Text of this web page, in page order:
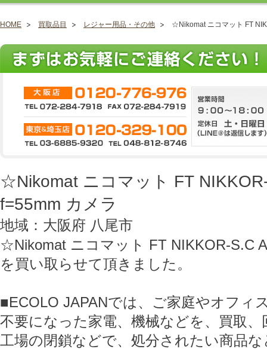
HOME 買取品目 レジャー用品・その他 ☆Nikomat ニコマット FT
☆Nikomat ニコマット FT
f=55mm カメラ
地域：大阪府 八尾市
☆Nikomat ニコマット FT NIKKOR-S.C
を買い取らせて頂きました。
■ECOLO JAPANでは、ご家庭やオフィ
不要になった家電、機械などを、買取
工場の閉鎖などで、処分されたい商品な